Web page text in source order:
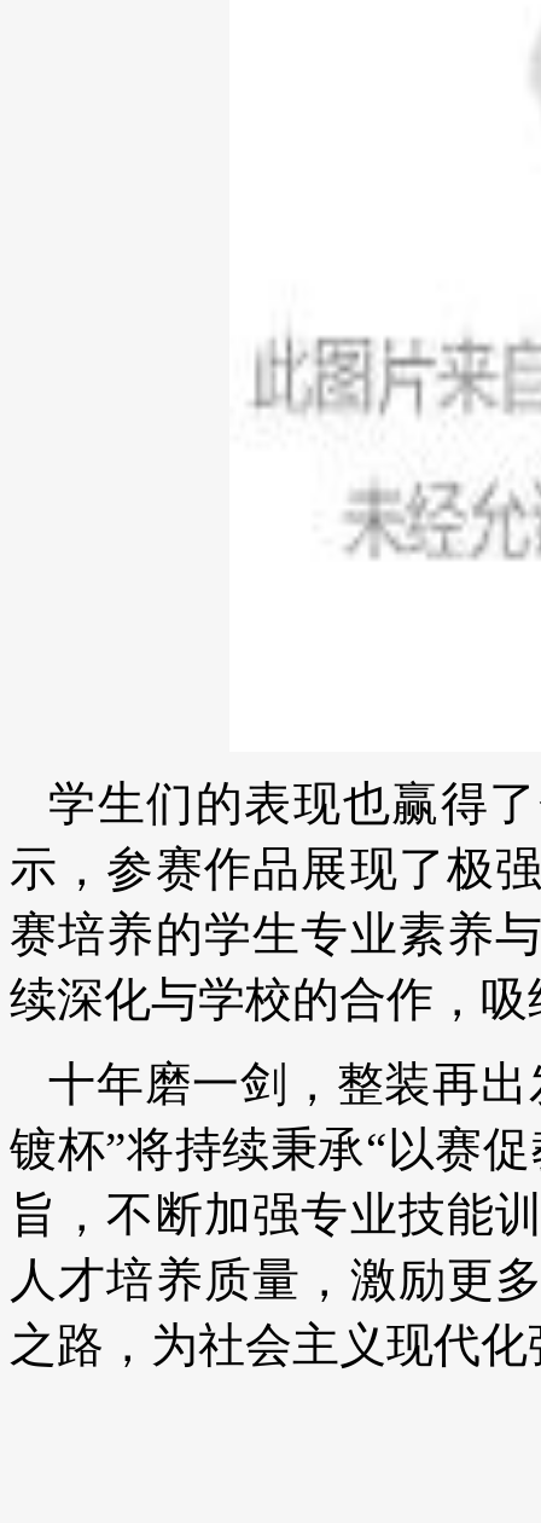
学生们的表现也赢得
示，参赛作品展现了极
赛培养的学生专业素养
续深化与学校的合作，
十年磨一剑，整装再
镀杯”将持续秉承“以赛
旨，不断加强专业技能
人才培养质量，激励更
之路，为社会主义现代